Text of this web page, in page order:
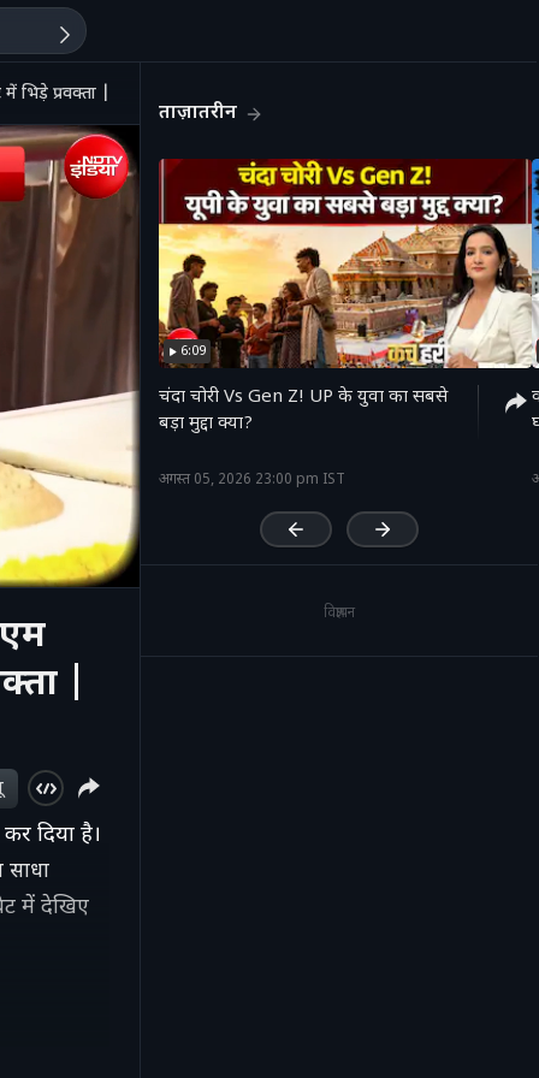
प्रवक्ता | BJP
'
|
कर दिया है।
में देखिए
ताज़ातरीन
6:09
चंदा चोरी Vs Gen Z! UP के युवा का सबसे
बड़ा मुद्दा क्या?
अगस्त 05, 2026 23:00 pm IST
विज्ञापन